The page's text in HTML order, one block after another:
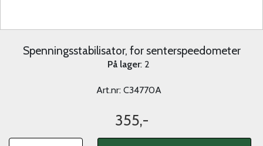
Spenningsstabilisator, for senterspeedometer
På lager: 2
Art.nr: C34770A
355,-